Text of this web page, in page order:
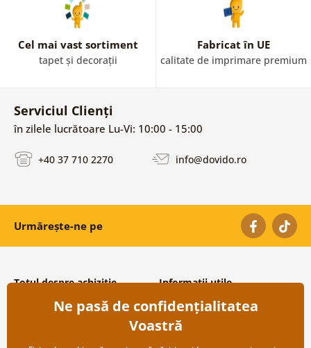
Cel mai vast sortiment
tapet și decorații
Fabricat în UE
calitate de imprimare premium
Serviciul Clienți
în zilele lucrătoare Lu-Vi: 10:00 - 15:00
+40 37 710 2270 info@dovido.ro
Urmărește-ne pe
Totul despre achiziție
Condiții și termeni generali
Protecția datelor personale
Transport și modalități de plată
Informații utile
Despre noi
Întrebări frecvente
Contacte
Ne pasă de confidențialitatea
Voastră